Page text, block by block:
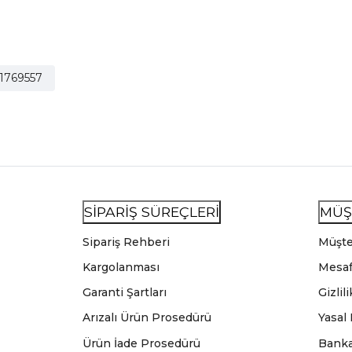
SİPARİŞ SÜREÇLERİ
Sipariş Rehberi
Kargolanması
Garanti Şartları
Arızalı Ürün Prosedürü
Ürün İade Prosedürü
Yasal